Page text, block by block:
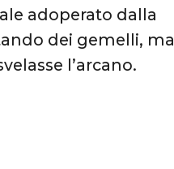
adoperato dalla
dei gemelli, ma
l’arcano.